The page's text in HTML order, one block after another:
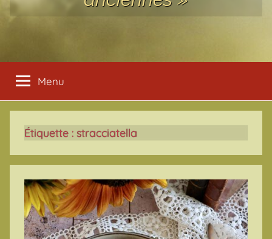
Menu
Étiquette : stracciatella